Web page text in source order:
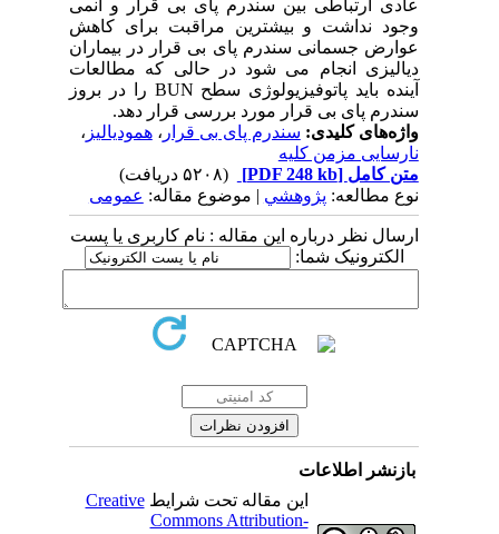
عادی ارتباطی بین سندرم پای بی قرار و آنمی
وجود نداشت و بیشترین مراقبت برای کاهش
عوارض جسمانی سندرم پای بی قرار در بیماران
دیالیزی انجام می شود در حالی که مطالعات
آینده باید پاتوفیزیولوژی سطح BUN را در بروز
سندرم پای بی قرار مورد بررسی قرار دهد.
واژه‌های کلیدی:سندرم پای بی قرار ، همودیالیز،
نارسایی مزمن کلیه
متن کامل[PDF 248 kb]
نوع مطالعه:پژوهشي| موضوع مقاله:عمومى
ارسال نظر درباره این مقاله : نام کاربری یا پست
الکترونیک شما:
بازنشر اطلاعات
این مقاله تحت شرایطCreative
Commons Attribution-